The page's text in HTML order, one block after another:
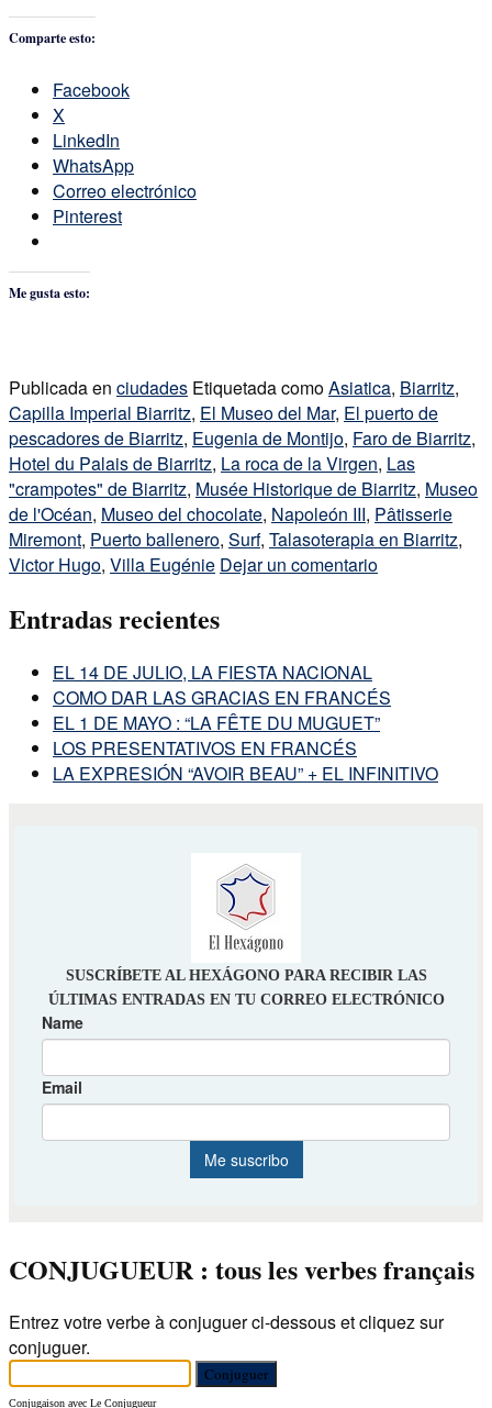
Comparte esto:
Facebook
X
LinkedIn
WhatsApp
Correo electrónico
Pinterest
Me gusta esto:
Publicada en ciudades Etiquetada comoAsiatica, Biarritz,
Capilla Imperial Biarritz, El Museo del Mar, El puerto de
pescadores de Biarritz, Eugenia de Montijo, Faro de Biarritz,
Hotel du Palais de Biarritz, La roca de la Virgen, Las
"crampotes" de Biarritz, Musée Historique de Biarritz, Museo
de l'Océan, Museo del chocolate, Napoleón III, Pâtisserie
Miremont, Puerto ballenero, Surf, Talasoterapia en Biarritz,
Victor Hugo, Villa Eugénie Dejar un comentario
Entradas recientes
EL 14 DE JULIO, LA FIESTA NACIONAL
COMO DAR LAS GRACIAS EN FRANCÉS
EL 1 DE MAYO : “LA FÊTE DU MUGUET”
LOS PRESENTATIVOS EN FRANCÉS
LA EXPRESIÓN “AVOIR BEAU” + EL INFINITIVO
CONJUGUEUR : tous les verbes français
Entrez votre verbe à conjuguer ci-dessous et cliquez sur
conjuguer.
Conjugaison avec Le Conjugueur